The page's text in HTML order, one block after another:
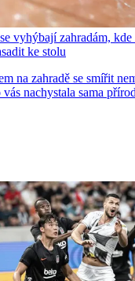
vyhýbají zahradám, kde
ke stolu
na zahradě se smířit
nachystala sama